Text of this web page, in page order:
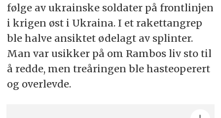
følge av ukrainske soldater på frontlinjen
i krigen øst i Ukraina. I et rakettangrep
ble halve ansiktet ødelagt av splinter.
Man var usikker på om Rambos liv sto til
å redde, men treåringen ble hasteoperert
og overlevde.